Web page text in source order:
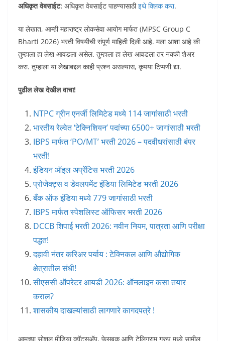
अधिकृत वेबसाईट: अधिकृत वेबसाईट पाहण्यासाठीइथे क्लिक करा.
या लेखात, आम्ही महाराष्ट्र लोकसेवा आयोग मार्फत (MPSC Group C
Bharti 2026) भरती विषयीची संपूर्ण माहिती दिली आहे. मला आशा आहे की
तुम्हाला हा लेख आवडला असेल. तुम्हाला हा लेख आवडला तर नक्की शेअर
करा. तुम्हाला या लेखाबद्दल काही प्रश्न असल्यास, कृपया टिप्पणी द्या.
पुढील लेख देखील वाचा!
NTPC ग्रीन एनर्जी लिमिटेड मध्ये 114 जागांसाठी भरती
भारतीय रेल्वेत ‘टेक्निशियन’ पदांच्या 6500+ जागांसाठी भरती
IBPS मार्फत ‘PO/MT’ भरती 2026 – पदवीधरांसाठी बंपर
भरती!
इंडियन ऑइल अप्रेंटिस भरती 2026
प्रोजेक्ट्स व डेवलपमेंट इंडिया लिमिटेड भरती 2026
बँक ऑफ इंडिया मध्ये 779 जागांसाठी भरती
IBPS मार्फत स्पेशलिस्ट ऑफिसर भरती 2026
DCCB शिपाई भरती 2026: नवीन नियम, पात्रता आणि परीक्षा
पद्धत!
दहावी नंतर करिअर पर्याय : टेक्निकल आणि औद्योगिक
क्षेत्रातील संधी!
सीएससी ऑपरेटर आयडी 2026: ऑनलाइन कसा तयार
कराल?
शासकीय दाखल्यांसाठी लागणारे कागदपत्रे !
आमच्या सोशल मीडिया व्हॉट्सअ‍ॅप, फेसबुक आणि टेलिग्राम ग्रुप मध्ये सामील